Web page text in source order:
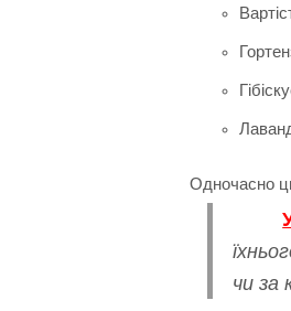
Одночасно
чи за